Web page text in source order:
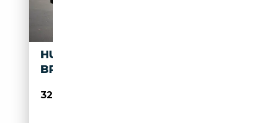
HUMMER H2 6.0I V8 - BVA
BREAK LUXURY
32 900€